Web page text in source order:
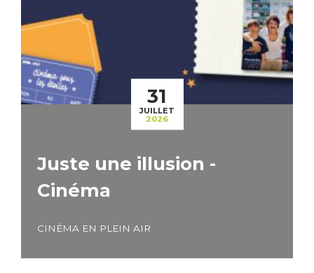
31
JUILLET
2026
Juste une illusion -
Cinéma
CINÉMA EN PLEIN AIR